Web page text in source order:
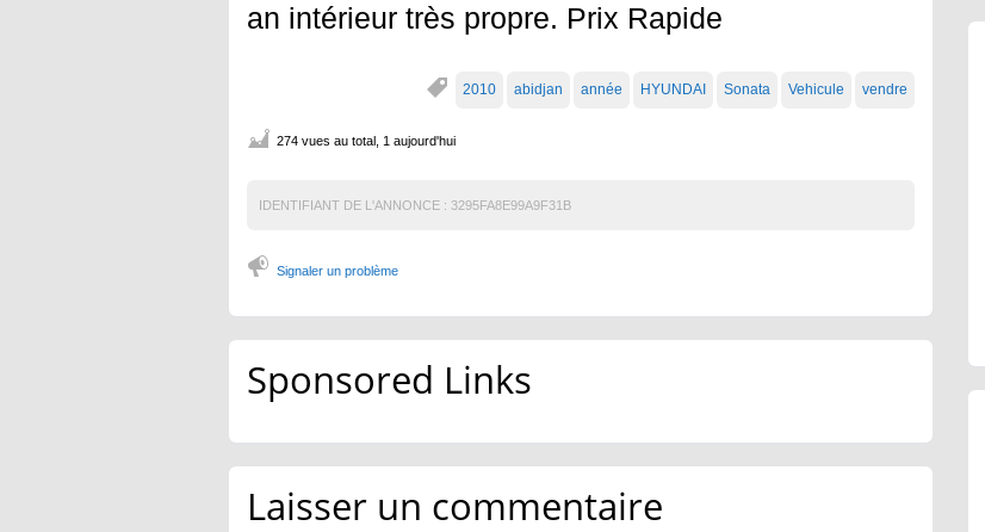
an intérieur très propre. Prix Rapide
2010 abidjan année HYUNDAI Sonata Vehicule vendre
274 vues au total, 1 aujourd'hui
IDENTIFIANT DE L'ANNONCE : 3295FA8E99A9F31B
Signaler un problème
Sponsored Links
Laisser un commentaire